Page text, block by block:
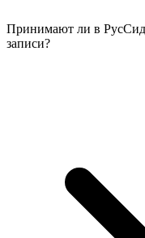
Принимают ли в РусСид
записи?